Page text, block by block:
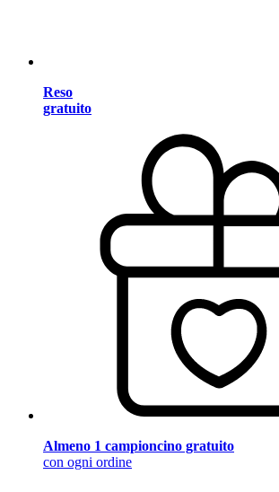
Reso
gratuito
Almeno 1 campioncino gratuito
con ogni ordine